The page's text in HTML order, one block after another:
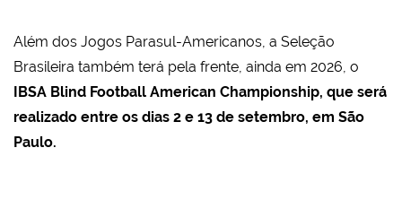
Além dos Jogos Parasul-Americanos, a Seleção
Brasileira também terá pela frente, ainda em 2026, o
IBSA Blind Football American Championship, que será
realizado entre os dias 2 e 13 de setembro, em São
Paulo.